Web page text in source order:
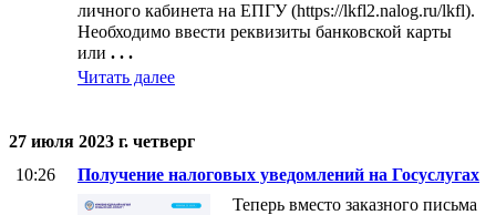
личного кабинета на ЕПГУ (https://lkfl2.nalog.ru/lkfl).
Необходимо ввести реквизиты банковской карты
или . . .
Читать далее
27 июля 2023 г. четверг
10:26
Получение налоговых уведомлений на Госуслугах
Теперь вместо заказного письма